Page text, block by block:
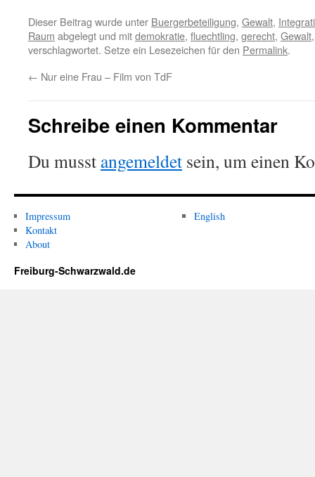
Dieser Beitrag wurde unter Buergerbeteiligung, Gewalt,
Raum abgelegt und mitdemokratie, fluechtling, gerecht, Gewalt
verschlagwortet. Setze ein Lesezeichen für den Permalink.
← Nur eine Frau – Film von TdF
Schreibe einen Kommentar
Du musst angemeldet sein, um einen
Impressum
Kontakt
About
English
Freiburg-Schwarzwald.de